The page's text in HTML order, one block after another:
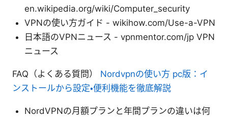
en.wikipedia.org/wiki/Computer_security
VPNの使い方ガイド - wikihow.com/Use-a-VPN
日本語のVPNニュース - vpnmentor.com/jp VPN
ニュース
FAQ（よくある質問） Nordvpnの使い方 pc版：イ
ンストールから設定・便利機能を徹底解説
NordVPNの月額プランと年間プランの違いは何